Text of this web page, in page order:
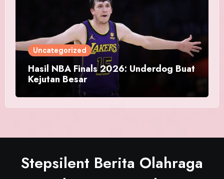
Uncategorized
Hasil NBA Finals 2026: Underdog Buat
Kejutan Besar
Stepsilent Berita Olahraga